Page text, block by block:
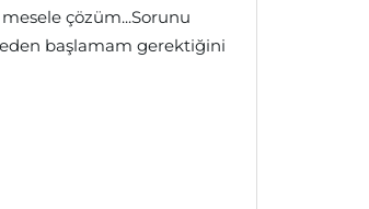
çözüm...Sorunu
başlamam gerektiğini